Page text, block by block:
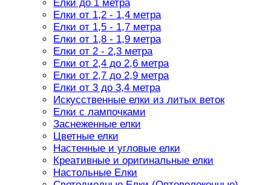
Елки до 1 метра
Елки от 1,2 - 1,4 метра
Елки от 1,5 - 1,7 метра
Елки от 1,8 - 1,9 метра
Елки от 2 - 2,3 метра
Елки от 2,4 до 2,6 метра
Елки от 2,7 до 2,9 метра
Елки от 3 до 3,4 метра
Искусственные елки из литых веток
Елки с лампочками
Заснеженные елки
Цветные елки
Настенные и угловые елки
Креативные и оригинальные елки
Настольные Елки